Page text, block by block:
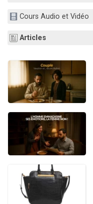
Cours Audio et Vidéo
Articles